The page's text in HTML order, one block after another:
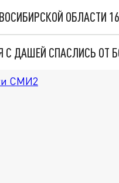
ОБЛАСТИ
С ДАШЕЙ СПАСЛИСЬ ОТ
СМИ2